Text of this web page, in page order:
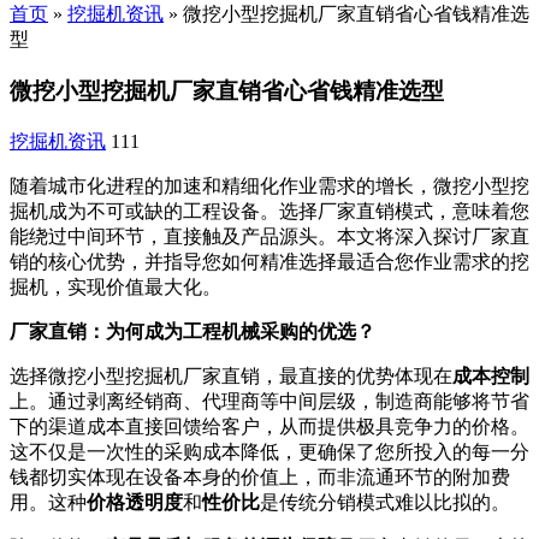
首页 » 挖掘机资讯 » 微挖小型挖掘机厂家直销省心省钱精准选
型
微挖小型挖掘机厂家直销省心省钱精准选型
挖掘机资讯 111
随着城市化进程的加速和精细化作业需求的增长，微挖小型挖
掘机成为不可或缺的工程设备。选择厂家直销模式，意味着您
能绕过中间环节，直接触及产品源头。本文将深入探讨厂家直
销的核心优势，并指导您如何精准选择最适合您作业需求的挖
掘机，实现价值最大化。
厂家直销：为何成为工程机械采购的优选？
选择微挖小型挖掘机厂家直销，最直接的优势体现在成本控制
上。通过剥离经销商、代理商等中间层级，制造商能够将节省
下的渠道成本直接回馈给客户，从而提供极具竞争力的价格。
这不仅是一次性的采购成本降低，更确保了您所投入的每一分
钱都切实体现在设备本身的价值上，而非流通环节的附加费
用。这种价格透明度和性价比是传统分销模式难以比拟的。